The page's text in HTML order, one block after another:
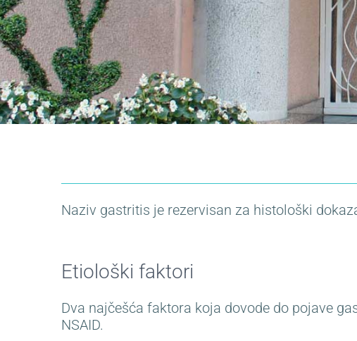
Naziv gastritis je rezervisan za histološki
Etiološki faktori
Dva najčešća faktora koja dovode do pojave
NSAID.